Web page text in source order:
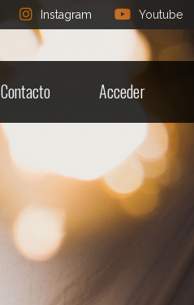
Instagram Youtube
Contacto Acceder